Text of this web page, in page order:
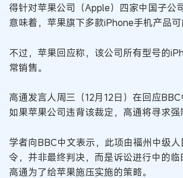
得针对苹果公司（Apple）四家中国子公
意味着，苹果旗下多款iPhone手机产品可
不过，苹果回应称，该公司所有型号的
常销售。
高通发言人周三（12月12日）在回应BBC
如果苹果公司违背该裁定，高通将寻求强
学者向BBC中文表示，此项由福州中级
令，并非最终判决，而是诉讼进行中的
高通为了给苹果施压实施的策略。